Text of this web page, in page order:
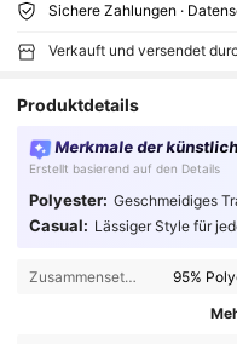
Sichere Zahlungen ·
Verkauft und versendet
Produktdetails
Merkmale der
Erstellt basierend auf den Details
Polyester: Geschmeidiges
Casual: Lässiger Style für
Zusammensetzung: 95%